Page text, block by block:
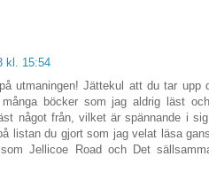
kl. 15:54
utmaningen! Jättekul att du tar upp
böcker som jag aldrig läst
något från, vilket är spännande i
listan du gjort som jag velat läsa
Jellicoe Road och Det